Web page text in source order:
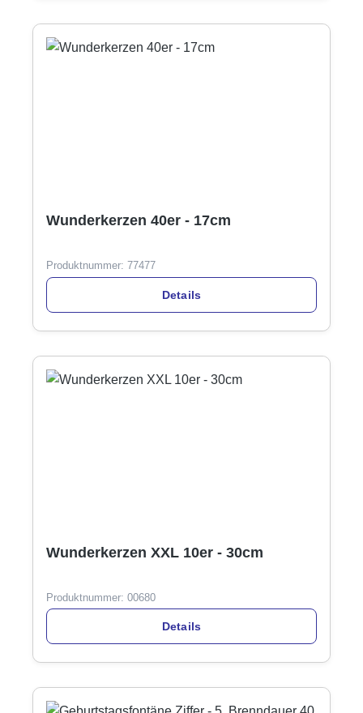
Wunderkerzen 40er - 17cm
Produktnummer: 77477
Details
Wunderkerzen XXL 10er - 30cm
Produktnummer: 00680
Details